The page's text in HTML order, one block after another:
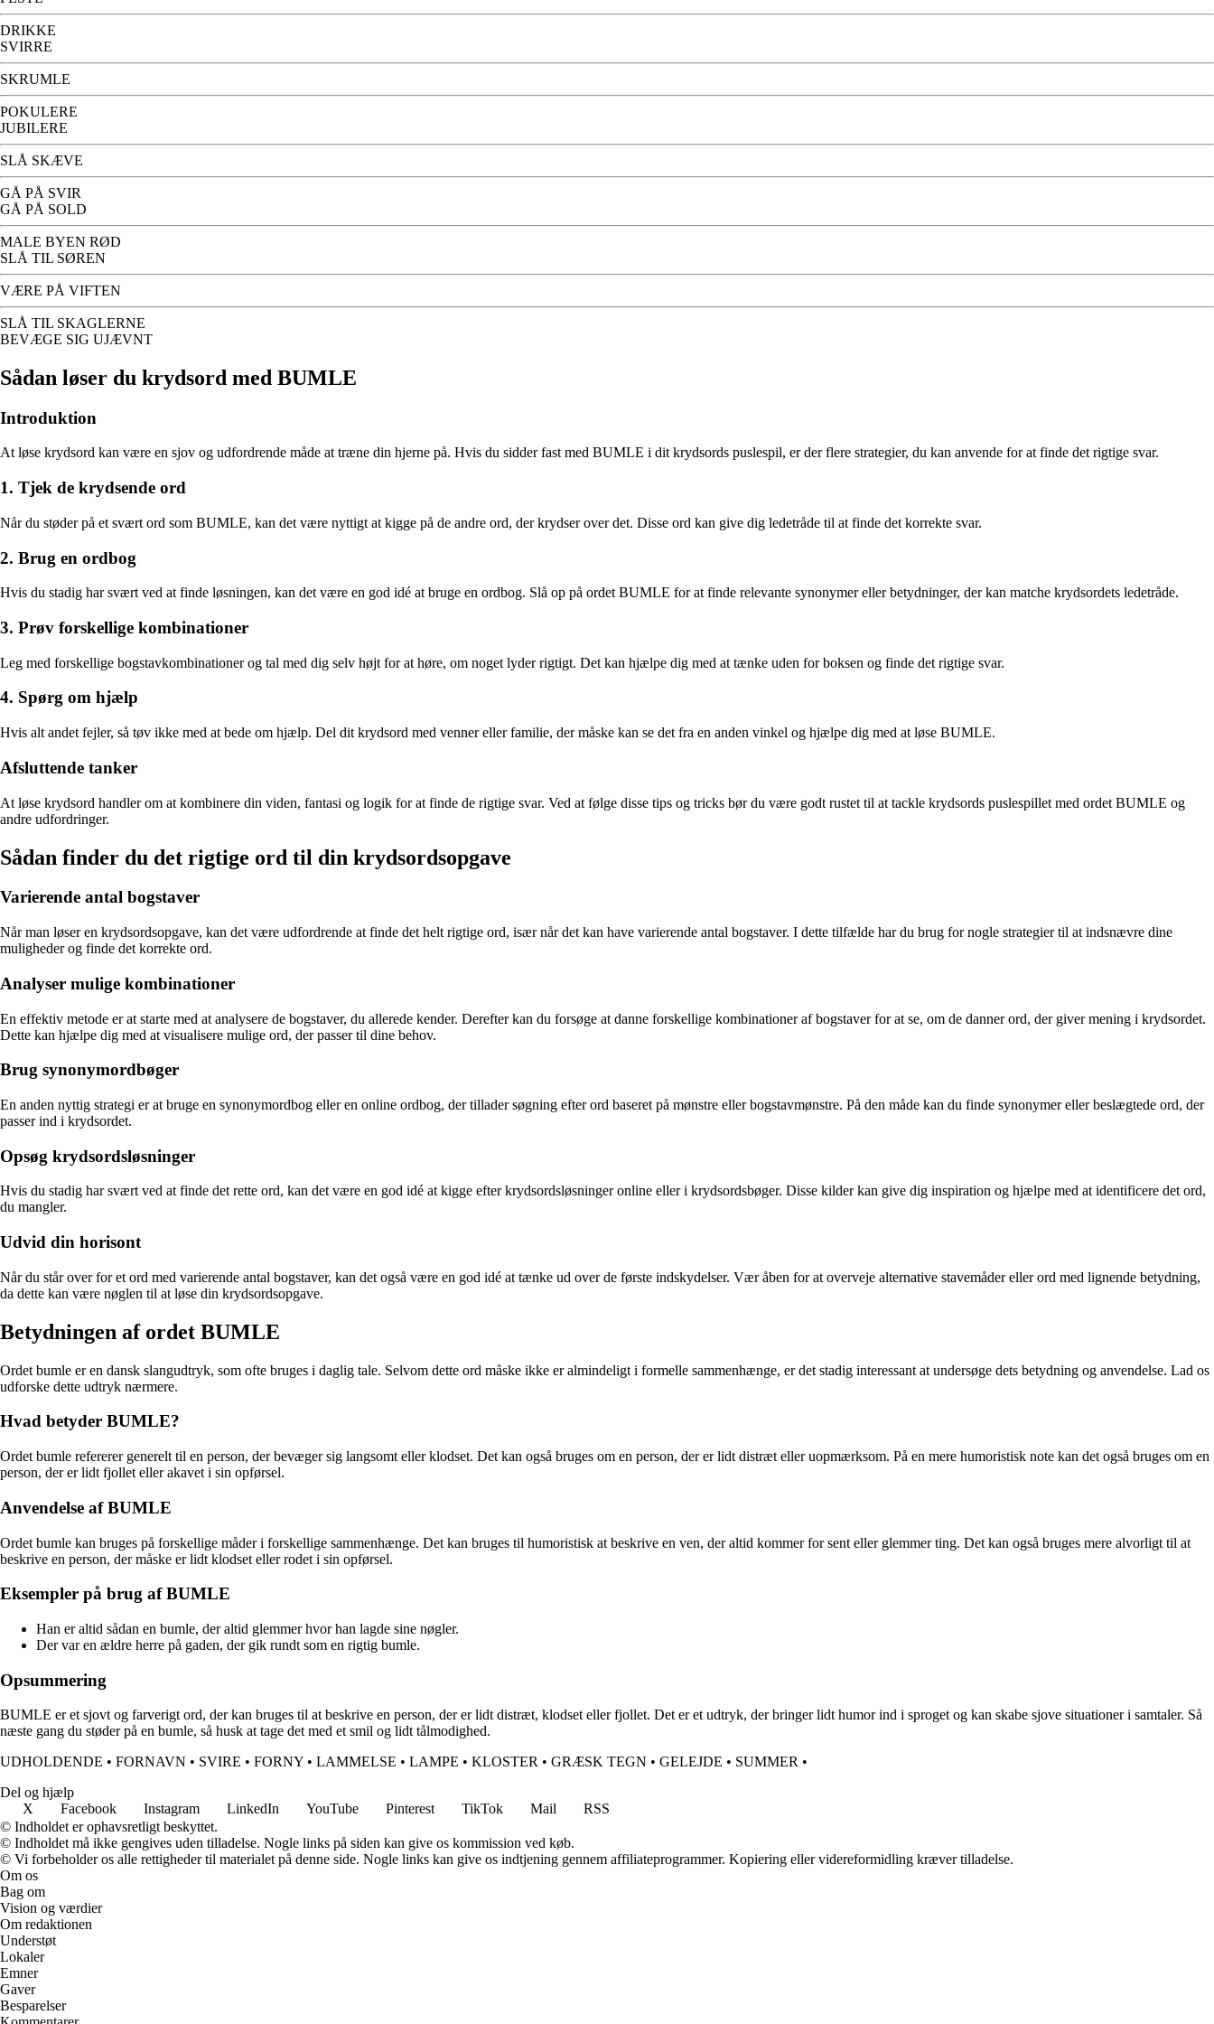
DRIKKE
SVIRRE
SKRUMLE
POKULERE
JUBILERE
SLÅ SKÆVE
GÅ PÅ SVIR
GÅ PÅ SOLD
MALE BYEN RØD
SLÅ TIL SØREN
VÆRE PÅ VIFTEN
SLÅ TIL SKAGLERNE
BEVÆGE SIG UJÆVNT
Sådan løser du krydsord med BUMLE
Introduktion
At løse krydsord kan være en sjov og udfordrende måde at træne din hjerne på. Hvis du sidder fast med BUMLE i dit krydsords puslespil, er der flere strategier, du kan anvende for at finde det rigtige svar.
1. Tjek de krydsende ord
Når du støder på et svært ord som BUMLE, kan det være nyttigt at kigge på de andre ord, der krydser over det. Disse ord kan give dig ledetråde til at finde det korrekte svar.
2. Brug en ordbog
Hvis du stadig har svært ved at finde løsningen, kan det være en god idé at bruge en ordbog. Slå op på ordet BUMLE for at finde relevante synonymer eller betydninger, der kan matche krydsordets ledetråde.
3. Prøv forskellige kombinationer
Leg med forskellige bogstavkombinationer og tal med dig selv højt for at høre, om noget lyder rigtigt. Det kan hjælpe dig med at tænke uden for boksen og finde det rigtige svar.
4. Spørg om hjælp
Hvis alt andet fejler, så tøv ikke med at bede om hjælp. Del dit krydsord med venner eller familie, der måske kan se det fra en anden vinkel og hjælpe dig med at løse BUMLE.
Afsluttende tanker
At løse krydsord handler om at kombinere din viden, fantasi og logik for at finde de rigtige svar. Ved at følge disse tips og tricks bør du være godt rustet til at tackle krydsords puslespillet med ordet BUMLE og
andre udfordringer.
Sådan finder du det rigtige ord til din krydsordsopgave
Varierende antal bogstaver
Når man løser en krydsordsopgave, kan det være udfordrende at finde det helt rigtige ord, især når det kan have varierende antal bogstaver. I dette tilfælde har du brug for nogle strategier til at indsnævre dine
muligheder og finde det korrekte ord.
Analyser mulige kombinationer
En effektiv metode er at starte med at analysere de bogstaver, du allerede kender. Derefter kan du forsøge at danne forskellige kombinationer af bogstaver for at se, om de danner ord, der giver mening i krydsordet.
Dette kan hjælpe dig med at visualisere mulige ord, der passer til dine behov.
Brug synonymordbøger
En anden nyttig strategi er at bruge en synonymordbog eller en online ordbog, der tillader søgning efter ord baseret på mønstre eller bogstavmønstre. På den måde kan du finde synonymer eller beslægtede ord, der
passer ind i krydsordet.
Opsøg krydsordsløsninger
Hvis du stadig har svært ved at finde det rette ord, kan det være en god idé at kigge efter krydsordsløsninger online eller i krydsordsbøger. Disse kilder kan give dig inspiration og hjælpe med at identificere det ord,
du mangler.
Udvid din horisont
Når du står over for et ord med varierende antal bogstaver, kan det også være en god idé at tænke ud over de første indskydelser. Vær åben for at overveje alternative stavemåder eller ord med lignende betydning,
da dette kan være nøglen til at løse din krydsordsopgave.
Betydningen af ordet BUMLE
Ordet bumle er en dansk slangudtryk, som ofte bruges i daglig tale. Selvom dette ord måske ikke er almindeligt i formelle sammenhænge, er det stadig interessant at undersøge dets betydning og anvendelse. Lad os
udforske dette udtryk nærmere.
Hvad betyder BUMLE?
Ordet bumle refererer generelt til en person, der bevæger sig langsomt eller klodset. Det kan også bruges om en person, der er lidt distræt eller uopmærksom. På en mere humoristisk note kan det også bruges om en
person, der er lidt fjollet eller akavet i sin opførsel.
Anvendelse af BUMLE
Ordet bumle kan bruges på forskellige måder i forskellige sammenhænge. Det kan bruges til humoristisk at beskrive en ven, der altid kommer for sent eller glemmer ting. Det kan også bruges mere alvorligt til at
beskrive en person, der måske er lidt klodset eller rodet i sin opførsel.
Eksempler på brug af BUMLE
Han er altid sådan en bumle, der altid glemmer hvor han lagde sine nøgler.
Der var en ældre herre på gaden, der gik rundt som en rigtig bumle.
Opsummering
BUMLE er et sjovt og farverigt ord, der kan bruges til at beskrive en person, der er lidt distræt, klodset eller fjollet. Det er et udtryk, der bringer lidt humor ind i sproget og kan skabe sjove situationer i samtaler. Så
næste gang du støder på en bumle, så husk at tage det med et smil og lidt tålmodighed.
UDHOLDENDE • FORNAVN • SVIRE • FORNY • LAMMELSE • LAMPE • KLOSTER • GRÆSK TEGN • GELEJDE • SUMMER •
Del og hjælp
X
Facebook Instagram LinkedIn YouTube Pinterest TikTok Mail
RSS
© Indholdet er ophavsretligt beskyttet.
© Indholdet må ikke gengives uden tilladelse. Nogle links på siden kan give os kommission ved køb.
© Vi forbeholder os alle rettigheder til materialet på denne side. Nogle links kan give os indtjening gennem affiliateprogrammer. Kopiering eller videreformidling kræver tilladelse.
Om os
Bag om
Vision og værdier
Om redaktionen
Understøt
Lokaler
Emner
Gaver
Besparelser